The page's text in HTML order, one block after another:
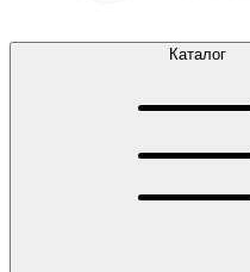
Каталог